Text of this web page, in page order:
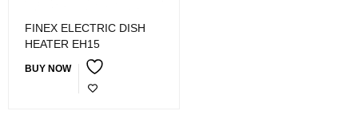
FINEX ELECTRIC DISH
HEATER EH15
BUY NOW